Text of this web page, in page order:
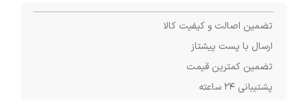
تضمین اصالت و کیفیت کالا
ارسال با پست پیشتاز
تضمین کمترین قیمت
پشتیبانی ۲۴ ساعته